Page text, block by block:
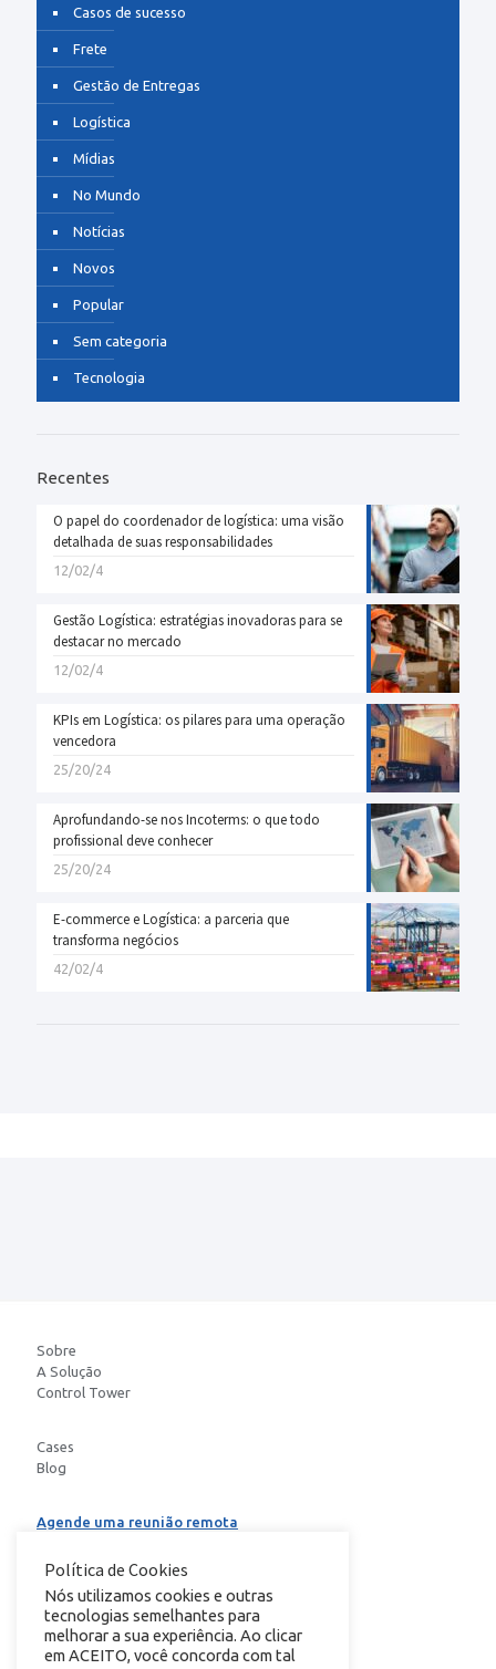
Casos de sucesso
Frete
Gestão de Entregas
Logística
Mídias
No Mundo
Notícias
Novos
Popular
Sem categoria
Tecnologia
Recentes
O papel do coordenador de logística: uma visão
detalhada de suas responsabilidades
12/02/4
Gestão Logística: estratégias inovadoras para se
destacar no mercado
12/02/4
KPIs em Logística: os pilares para uma operação
vencedora
25/20/24
Aprofundando-se nos Incoterms: o que todo
profissional deve conhecer
25/20/24
E-commerce e Logística: a parceria que
transforma negócios
42/02/4
Sobre
A Solução
Control Tower
Cases
Blog
Agende uma reunião remota
conheça nosso
Política de Cookies
Nós utilizamos cookies e outras
tecnologias semelhantes para
melhorar a sua experiência. Ao clicar
em ACEITO, você concorda com tal